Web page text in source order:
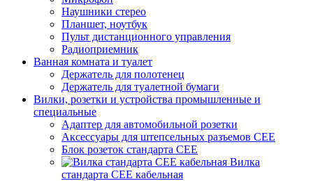
Наушники стерео
Планшет, ноутбук
Пульт дистанционного управления
Радиоприемник
Ванная комната и туалет
Держатель для полотенец
Держатель для туалетной бумаги
Вилки, розетки и устройства промышленные и
специальные
Адаптер для автомобильной розетки
Аксессуары для штепсельных разъемов CEE
Блок розеток стандарта CEE
Вилка
стандарта CEE кабельная